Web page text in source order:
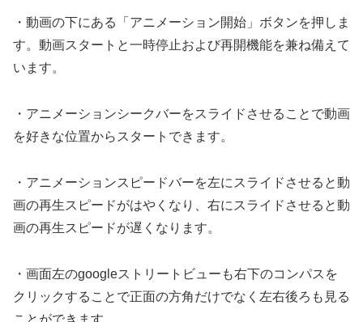
・動画の下にある「アニメーション開始」ボタンを押しま
す。動画スタートと一時停止および再開機能を兼ね備えて
います。
・アニメーションシークバーをスライドさせることで動画
を好きな位置からスタートできます。
・アニメーションスピードバーを左にスライドさせると動
画の再生スピードがはやくなり、右にスライドさせると動
画の再生スピードが遅くなります。
・画面左のgoogleストリートビューも右下のコンパスを
クリックすることで正面の方角だけでなく左右後ろも見る
ことができます。